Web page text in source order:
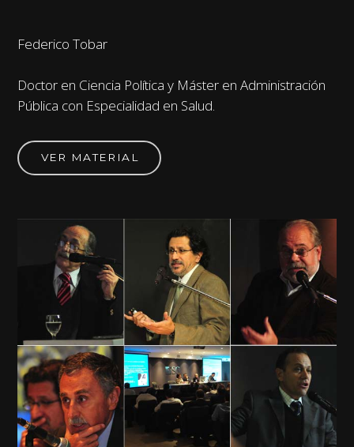
Federico Tobar
Doctor en Ciencia Política y Máster en Administración
Pública con Especialidad en Salud.
VER MATERIAL